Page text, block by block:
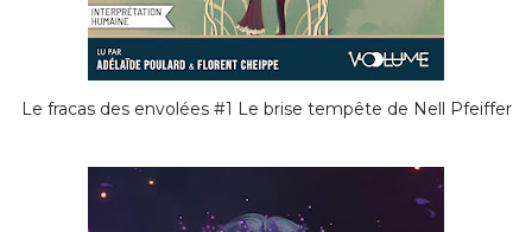
Le fracas des envolées #1 Le brise tempête de Nell Pfeiffer